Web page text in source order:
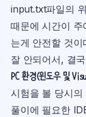
input.txt파일의
때문에 시간이
는게 안전할 것
잘 안되어서, 결
PC 환경(윈도우 및
시험을 볼 당시
풀이에 필요한